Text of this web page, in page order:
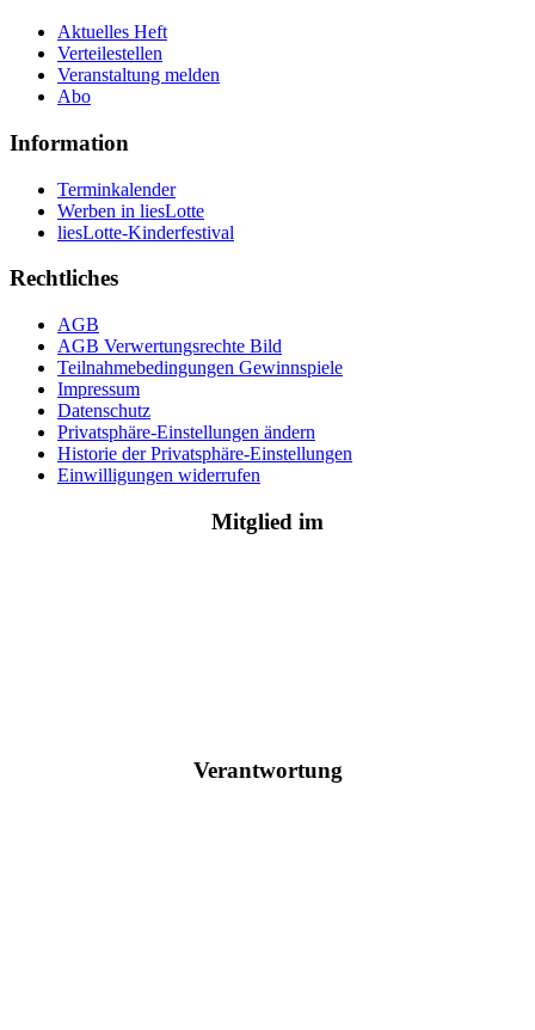
Aktuelles Heft
Verteilestellen
Veranstaltung melden
Abo
Information
Terminkalender
Werben in liesLotte
liesLotte-Kinderfestival
Rechtliches
AGB
AGB Verwertungsrechte Bild
Teilnahmebedingungen Gewinnspiele
Impressum
Datenschutz
Privatsphäre-Einstellungen ändern
Historie der Privatsphäre-Einstellungen
Einwilligungen widerrufen
Mitglied im
Verantwortung